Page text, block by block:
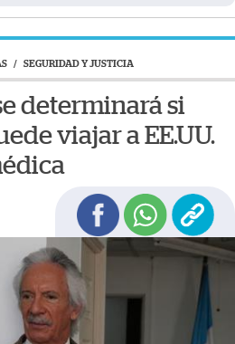
/ SEGURIDAD Y JUSTICIA
determinará si
viajar a EE.UU.